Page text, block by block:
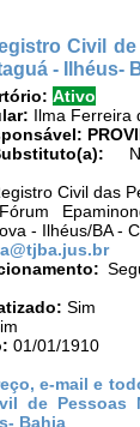
Civil
- Ilhéus-
Ativo
Ilma Ferreira
Civil das
- Ilhéus/BA -
Sim
01/01/1910
e-mail e
de Pessoas
Bahia